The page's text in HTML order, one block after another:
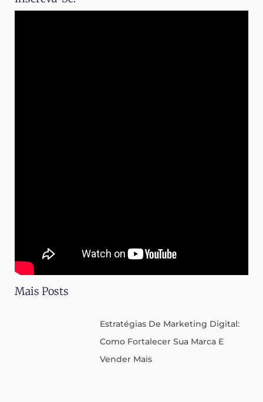
Mais Posts
Estratégias De Marketing Digital:
Como Fortalecer Sua Marca E
Vender Mais